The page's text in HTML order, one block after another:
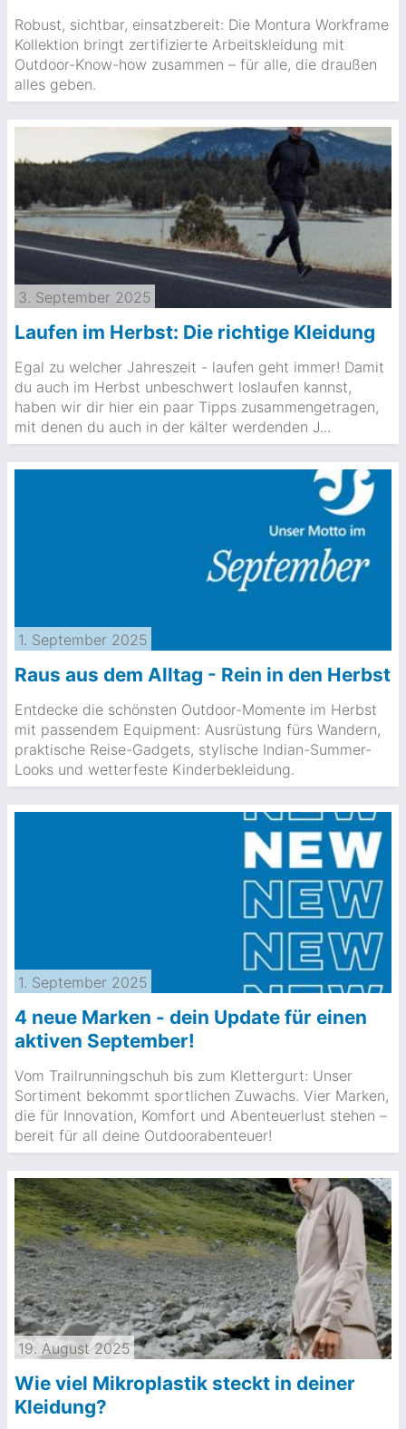
Robust, sichtbar, einsatzbereit: Die Montura Workframe
Kollektion bringt zertifizierte Arbeitskleidung mit
Outdoor-Know-how zusammen – für alle, die draußen
alles geben.
Laufen im Herbst: Die richtige Kleidung
Egal zu welcher Jahreszeit - laufen geht immer! Damit
du auch im Herbst unbeschwert loslaufen kannst,
haben wir dir hier ein paar Tipps zusammengetragen,
mit denen du auch in der kälter werdenden J...
3. September 2025
Raus aus dem Alltag - Rein in den Herbst
Entdecke die schönsten Outdoor-Momente im Herbst
mit passendem Equipment: Ausrüstung fürs Wandern,
praktische Reise-Gadgets, stylische Indian-Summer-
Looks und wetterfeste Kinderbekleidung.
1. September 2025
4 neue Marken - dein Update für einen
aktiven September!
Vom Trailrunningschuh bis zum Klettergurt: Unser
Sortiment bekommt sportlichen Zuwachs. Vier Marken,
die für Innovation, Komfort und Abenteuerlust stehen –
bereit für all deine Outdoorabenteuer!
1. September 2025
Wie viel Mikroplastik steckt in deiner
Kleidung?
19. August 2025